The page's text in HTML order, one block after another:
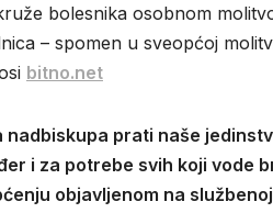
bolesnika osobnom
– spomen u sveopćoj
bitno.net
nadbiskupa prati naše
i za potrebe svih koji vode
objavljenom na